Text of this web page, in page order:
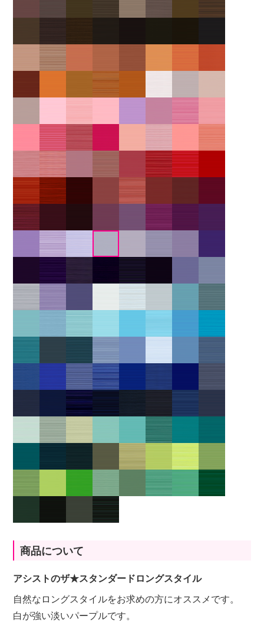
商品について
アシストのザ★スタンダードロングスタイル
自然なロングスタイルをお求めの方にオススメです。
白が強い淡いパープルです。